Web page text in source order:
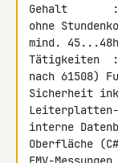
Gehalt       :
ohne
mind.
Tätigkeiten  :
nach 61508)
Sicherheit
interne
Oberfläche